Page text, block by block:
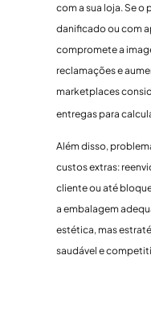
com a sua loja. Se
danificado ou com
compromete a
reclamações e
marketplaces
entregas para
Além disso,
custos extras:
cliente ou até
a embalagem
estética, mas
saudável e